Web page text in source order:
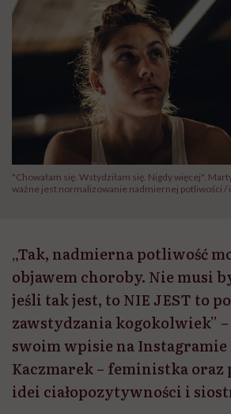
"Chowałam się. Wstydziłam się. Nigdy więcej".
ważne jest normalizowanie nadmiernej potliwości /
„Tak, nadmierna potliwość
objawem choroby. Nie musi
jeśli tak jest, to NIE JEST to
zawstydzania kogokolwiek” –
swoim wpisie na
Kaczmarek – feministka
idei ciałopozytywności i